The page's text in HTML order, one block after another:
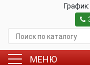
График:
МЕНЮ